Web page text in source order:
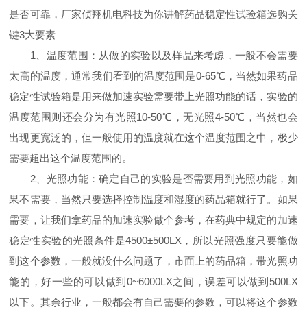
是否可靠，厂家侦翔机电科技为你讲解药品稳定性试验箱选购关
键3大要素
1、温度范围：从做的实验以及样品来考虑，一般不会需要
太高的温度，通常我们看到的温度范围是0-65℃，当然如果药品
稳定性试验箱是用来做加速实验需要带上光照功能的话，实验的
温度范围则还会分为有光照10-50℃，无光照4-50℃，当然也会
出现更宽泛的，但一般使用的温度就在这个温度范围之中，极少
需要超出这个温度范围的。
2、光照功能：确定自己的实验是否需要用到光照功能，如
果不需要，当然只要选择控制温度和湿度的药品箱就行了。如果
需要，让我们拿药品的加速实验做个参考，在药典中规定的加速
稳定性实验的光照条件是4500±500LX，所以光照强度只要能做
到这个参数，一般就没什么问题了，市面上的药品箱，带光照功
能的，好一些的可以做到0~6000LX之间，误差可以做到500LX
以下。其余行业，一般都会有自己需要的参数，可以将这个参数